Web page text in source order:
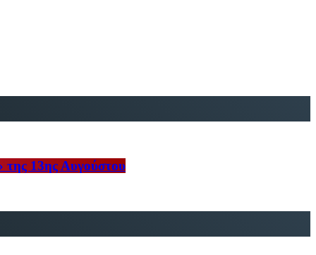
της 13ης Αυγούστου